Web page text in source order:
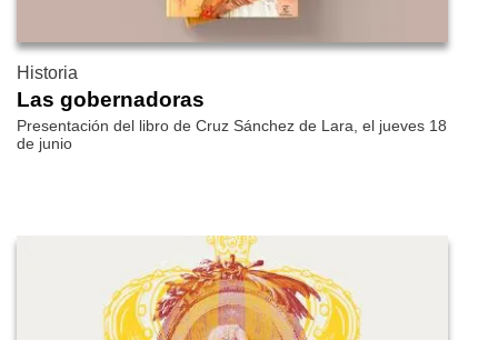
Historia
Las gobernadoras
Presentación del libro de Cruz Sánchez de Lara, el jueves 18
de junio